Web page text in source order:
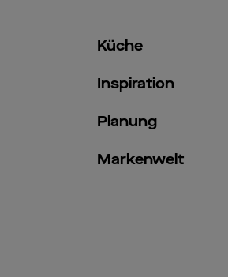
Küche
Inspiration
Planung
Markenwelt